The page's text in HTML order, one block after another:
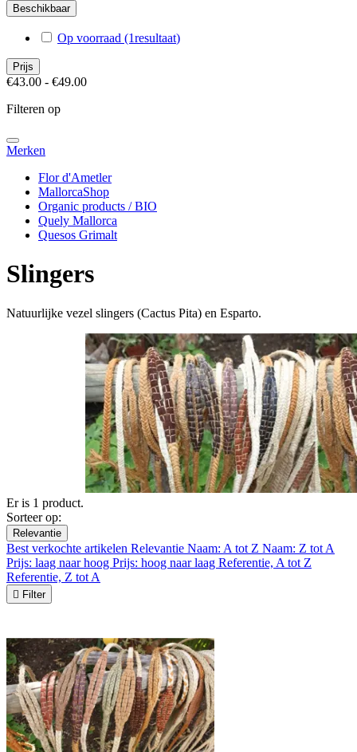
Beschikbaar
Op voorraad (1resultaat)
Prijs
€43.00 - €49.00
Filteren op
Merken
Flor d'Ametler
MallorcaShop
Organic products / BIO
Quely Mallorca
Quesos Grimalt
Slingers
Natuurlijke vezel slingers (Cactus Pita) en Esparto.
Er is 1 product.
Sorteer op:
Relevantie
Best verkochte artikelen Relevantie Naam: A tot Z Naam: Z tot A
Prijs: laag naar hoog Prijs: hoog naar laag Referentie, A tot Z
Referentie, Z tot A
 Filter